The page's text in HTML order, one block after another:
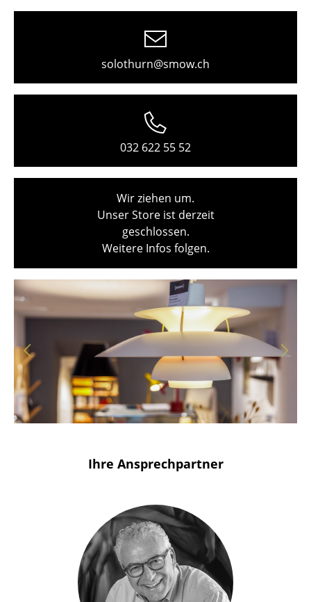
Nürnberg
Schwarzwald
Stuttgart
solothurn@smow.ch
032 622 55 52
Wir ziehen um.
Unser Store ist derzeit
geschlossen.
Weitere Infos folgen.
Ihre Ansprechpartner